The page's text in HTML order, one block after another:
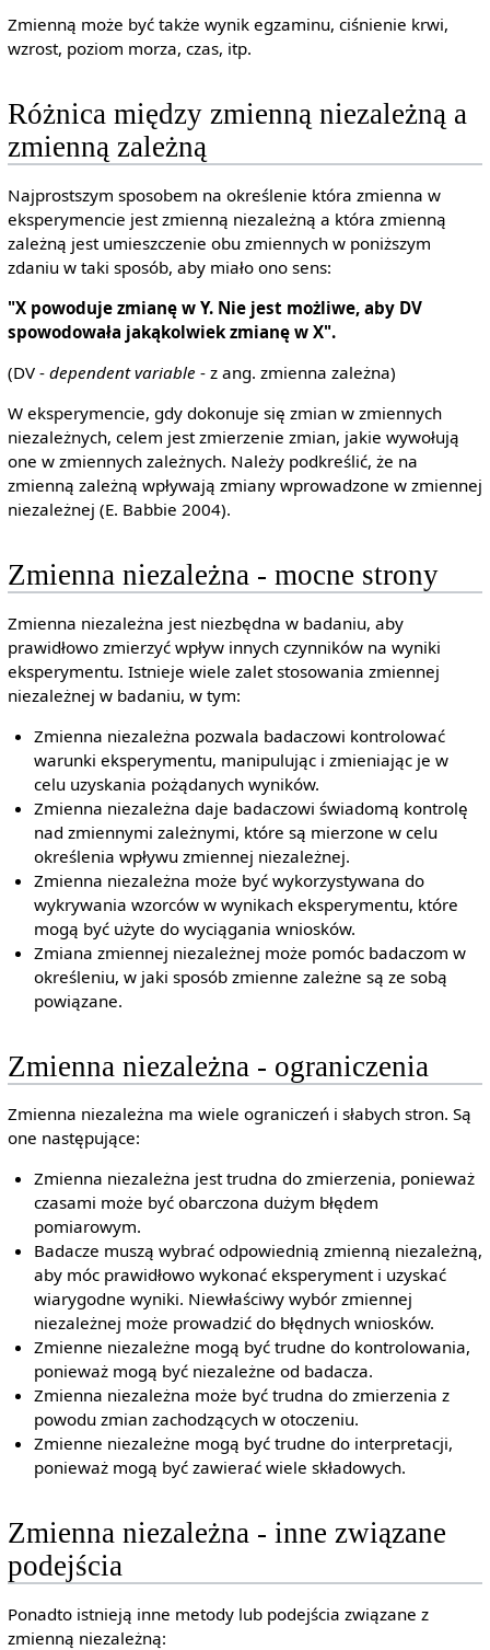
Zmienną może być także wynik egzaminu, ciśnienie krwi,
wzrost, poziom morza, czas, itp.
Różnica między zmienną niezależną a
zmienną zależną
Najprostszym sposobem na określenie która zmienna w
eksperymencie jest zmienną niezależną a która zmienną
zależną jest umieszczenie obu zmiennych w poniższym
zdaniu w taki sposób, aby miało ono sens:
"X powoduje zmianę w Y. Nie jest możliwe, aby DV
spowodowała jakąkolwiek zmianę w X".
(DV - dependent variable - z ang. zmienna zależna)
W eksperymencie, gdy dokonuje się zmian w zmiennych
niezależnych, celem jest zmierzenie zmian, jakie wywołują
one w zmiennych zależnych. Należy podkreślić, że na
zmienną zależną wpływają zmiany wprowadzone w zmiennej
niezależnej (E. Babbie 2004).
Zmienna niezależna - mocne strony
Zmienna niezależna jest niezbędna w badaniu, aby
prawidłowo zmierzyć wpływ innych czynników na wyniki
eksperymentu. Istnieje wiele zalet stosowania zmiennej
niezależnej w badaniu, w tym:
Zmienna niezależna pozwala badaczowi kontrolować
warunki eksperymentu, manipulując i zmieniając je w
celu uzyskania pożądanych wyników.
Zmienna niezależna daje badaczowi świadomą kontrolę
nad zmiennymi zależnymi, które są mierzone w celu
określenia wpływu zmiennej niezależnej.
Zmienna niezależna może być wykorzystywana do
wykrywania wzorców w wynikach eksperymentu, które
mogą być użyte do wyciągania wniosków.
Zmiana zmiennej niezależnej może pomóc badaczom w
określeniu, w jaki sposób zmienne zależne są ze sobą
powiązane.
Zmienna niezależna - ograniczenia
Zmienna niezależna ma wiele ograniczeń i słabych stron. Są
one następujące:
Zmienna niezależna jest trudna do zmierzenia, ponieważ
czasami może być obarczona dużym błędem
pomiarowym.
Badacze muszą wybrać odpowiednią zmienną niezależną,
aby móc prawidłowo wykonać eksperyment i uzyskać
wiarygodne wyniki. Niewłaściwy wybór zmiennej
niezależnej może prowadzić do błędnych wniosków.
Zmienne niezależne mogą być trudne do kontrolowania,
ponieważ mogą być niezależne od badacza.
Zmienna niezależna może być trudna do zmierzenia z
powodu zmian zachodzących w otoczeniu.
Zmienne niezależne mogą być trudne do interpretacji,
ponieważ mogą być zawierać wiele składowych.
Zmienna niezależna - inne związane
podejścia
Ponadto istnieją inne metody lub podejścia związane z
zmienną niezależną: